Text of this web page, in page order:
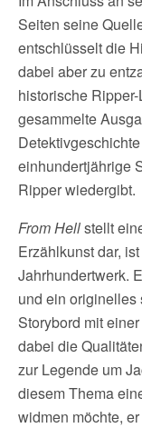
Seiten seine
entschlüsselt die
dabei aber zu
historische
gesammelte
einhundertjährige
Ripper wiedergibt.
From Hellstellt
Erzählkunst dar,
Jahrhundertwerk.
und ein originelles
Storybord mit
dabei die
zur Legende um
diesem Thema
widmen möchte,